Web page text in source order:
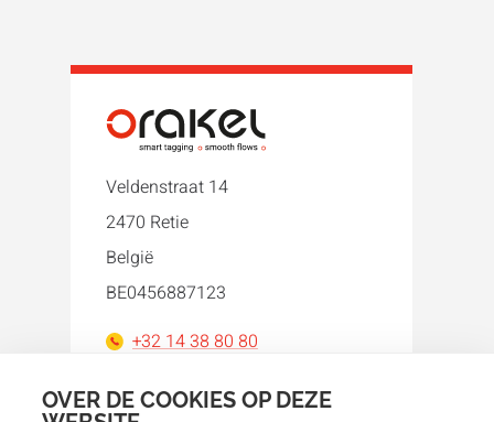
OVER DE COOKIES OP DEZE
Veldenstraat 14
2470 Retie
België
BE0456887123
+32 14 38 80 80